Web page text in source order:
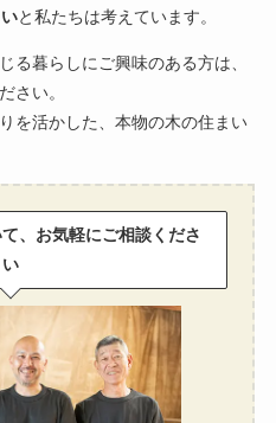
と私たちは考えています。
る暮らしにご興味のある方は、
さい。
を活かした、本物の木の住まい
、お気軽にご相談くださ
い